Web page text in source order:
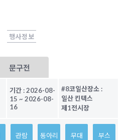
행사정보
문구전
기간 :2026-08-
15 ~ 2026-08-
16
#8코일산장소 :
일산 킨텍스
제1전시장
관람
동아리
무대
부스